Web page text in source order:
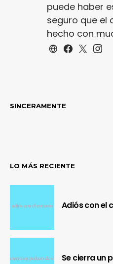
puede haber
seguro que el
hecho con
SINCERAMENTE
LO MÁS RECIENTE
Adiós con el
Se cierra un